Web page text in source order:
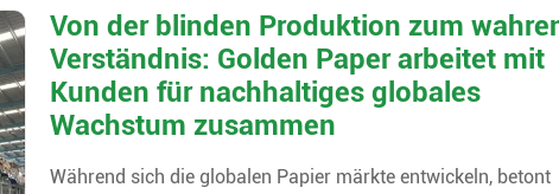
Von der blinden Produktion zum
Verständnis: Golden Paper arbeitet mit
Kunden für nachhaltiges globales
Wachstum zusammen
Während sich die globalen Papier märkte entwickeln, betont